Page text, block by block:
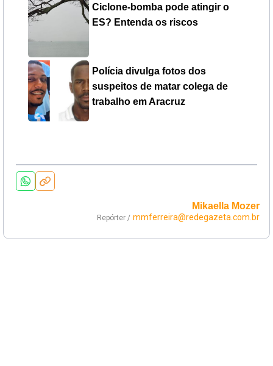
Ciclone-bomba pode atingir o
ES? Entenda os riscos
Polícia divulga fotos dos
suspeitos de matar colega de
trabalho em Aracruz
Mikaella Mozer
Repórter / mmferreira@redegazeta.com.br